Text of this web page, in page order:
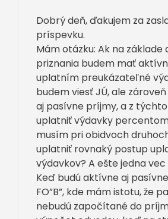
Dobrý deň, ďakujem za
príspevku.
Mám otázku: Ak na základe
priznania budem mať
uplatním preukázateľné
budem viesť JÚ, ale
aj pasívne príjmy, a z
uplatniť výdavky
musím pri obidvoch
uplatniť rovnaký postup
výdavkov? A ešte jedna
Keď budú aktívne aj
FO”B”, kde mám istotu, že
nebudú započítané do